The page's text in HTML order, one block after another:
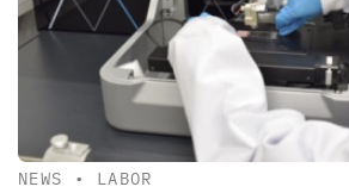
NEWS • LABOR